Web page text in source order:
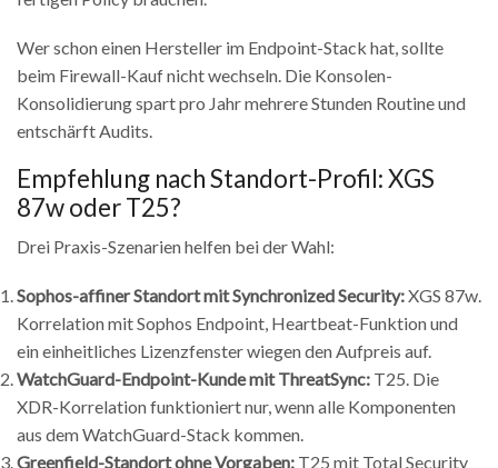
Wer schon einen Hersteller im Endpoint-Stack hat, sollte
beim Firewall-Kauf nicht wechseln. Die Konsolen-
Konsolidierung spart pro Jahr mehrere Stunden Routine und
entschärft Audits.
Empfehlung nach Standort-Profil: XGS
87w oder T25?
Drei Praxis-Szenarien helfen bei der Wahl:
Sophos-affiner Standort mit Synchronized Security:XGS 87w.
Korrelation mit Sophos Endpoint, Heartbeat-Funktion und
ein einheitliches Lizenzfenster wiegen den Aufpreis auf.
WatchGuard-Endpoint-Kunde mit ThreatSync: T25. Die
XDR-Korrelation funktioniert nur, wenn alle Komponenten
aus dem WatchGuard-Stack kommen.
Greenfield-Standort ohne Vorgaben: T25 mit Total Security